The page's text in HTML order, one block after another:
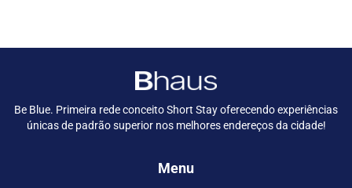
Be Blue. Primeira rede conceito Short Stay oferecendo experiências
únicas de padrão superior nos melhores endereços da cidade!
Menu